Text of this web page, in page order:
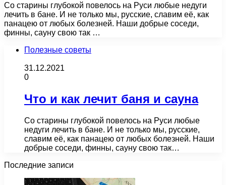
Со старины глубокой повелось на Руси любые недуги
лечить в бане. И не только мы, русские, славим её, как
панацею от любых болезней. Наши добрые соседи,
финны, сауну свою так …
Полезные советы
31.12.2021
0
Что и как лечит баня и сауна
Со старины глубокой повелось на Руси любые
недуги лечить в бане. И не только мы, русские,
славим её, как панацею от любых болезней. Наши
добрые соседи, финны, сауну свою так…
Последние записи